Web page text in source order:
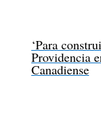
‘Para
Providencia
Canadiense